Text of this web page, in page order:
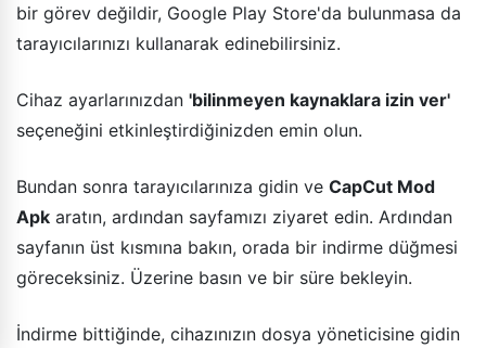
bir görev değildir, Google Play Store'da bulunmasa da
tarayıcılarınızı kullanarak edinebilirsiniz.
Cihaz ayarlarınızdan 'bilinmeyen kaynaklara izin ver'
seçeneğini etkinleştirdiğinizden emin olun.
Bundan sonra tarayıcılarınıza gidin ve CapCut Mod
Apk aratın, ardından sayfamızı ziyaret edin. Ardından
sayfanın üst kısmına bakın, orada bir indirme düğmesi
göreceksiniz. Üzerine basın ve bir süre bekleyin.
İndirme bittiğinde, cihazınızın dosya yöneticisine gidin